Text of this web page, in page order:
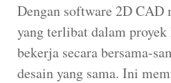
Dengan software 2D
yang terlibat dalam
bekerja secara bersama-
desain yang sama. Ini